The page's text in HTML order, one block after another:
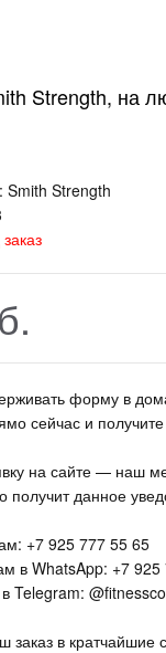
Strength, на
Smith Strength
форму в
сейчас и
на сайте — наш
получит данное
+7 925 777 55 65
в WhatsApp: +7
Telegram:
заказ в кратчайшие